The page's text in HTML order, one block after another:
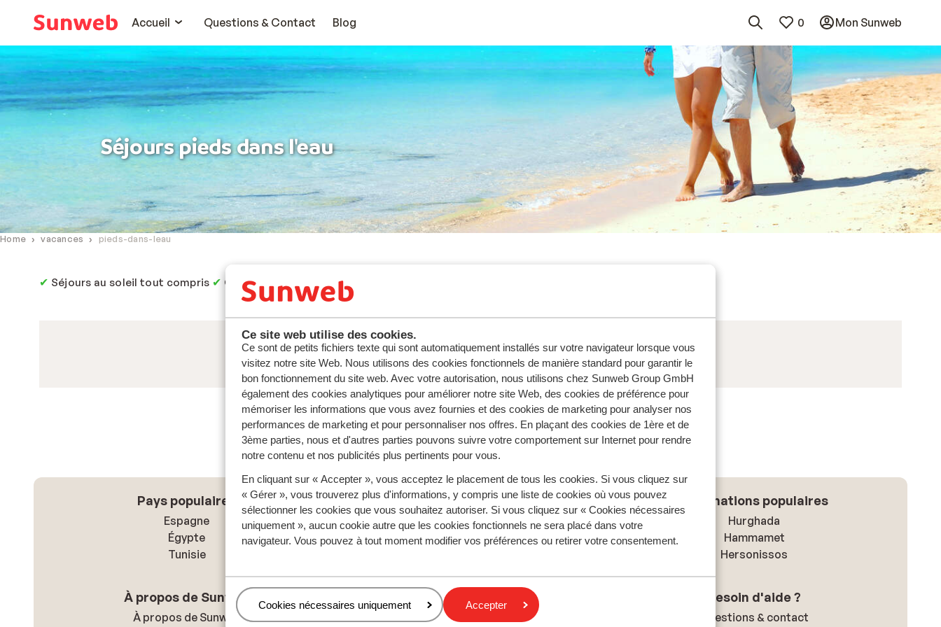
Ce site web utilise des cookies.
Ce sont de petits fichiers texte qui sont automatiquement installés sur votre navigateur lorsque vous
visitez notre site Web. Nous utilisons des cookies fonctionnels de manière standard pour garantir le
bon fonctionnement du site web. Avec votre autorisation, nous utilisons chez Sunweb Group GmbH
également des cookies analytiques pour améliorer notre site Web, des cookies de préférence pour
mémoriser les informations que vous avez fournies et des cookies de marketing pour analyser nos
performances de marketing et pour personnaliser nos offres. En plaçant des cookies de 1ère et de
3ème parties, nous et d'autres parties pouvons suivre votre comportement sur Internet pour rendre
notre contenu et nos publicités plus pertinents pour vous.
En cliquant sur « Accepter », vous acceptez le placement de tous les cookies. Si vous cliquez sur
« Gérer », vous trouverez plus d'informations, y compris une liste de cookies où vous pouvez
sélectionner les cookies que vous souhaitez autoriser. Si vous cliquez sur « Cookies nécessaires
uniquement », aucun cookie autre que les cookies fonctionnels ne sera placé dans votre
navigateur. Vous pouvez à tout moment modifier vos préférences ou retirer votre consentement.
Gérer
Cookies nécessaires uniquement Accepter
Accueil
Questions & Contact Blog 0 Mon Sunweb
Séjours pieds dans l'eau
Home vacances pieds-dans-leau
✔ Séjours au soleil tout compris ✔ Cadre idyllique ✔Au bord de l'eau
Pays populaires
Espagne
Égypte
Tunisie
Régions populaires
Mer Rouge
Lanzarote
Destinations populaires
Hurghada
Hammamet
Hersonissos
À propos de Sunweb
À propos de Sunweb
Politique de confidentialité & cookies
Politique de confidentialité
Besoin d'aide ?
Questions & contact